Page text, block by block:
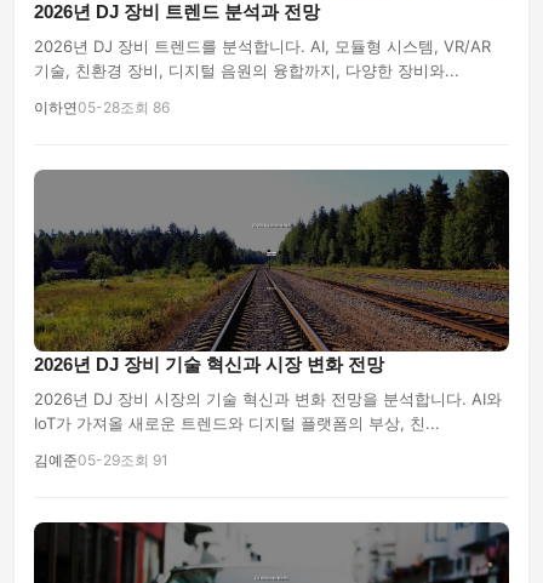
2026년 DJ 장비 트렌드 분석과 전망
2026년 DJ 장비 트렌드를 분석합니다. AI, 모듈형 시스템, VR/AR
기술, 친환경 장비, 디지털 음원의 융합까지, 다양한 장비와...
이하연05-28조회 86
2026년 DJ 장비 기술 혁신과 시장 변화 전망
2026년 DJ 장비 시장의 기술 혁신과 변화 전망을 분석합니다. AI와
IoT가 가져올 새로운 트렌드와 디지털 플랫폼의 부상, 친...
김예준05-29조회 91